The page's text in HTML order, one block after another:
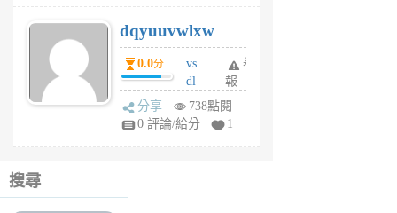
6
個
月
前
dqyuuvwlxw
0.0分
vs
dl
sq
fy
舉
報
分享
738點閱
0 評論/給分
1
搜尋